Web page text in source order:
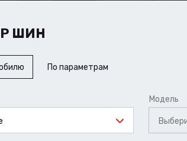
ШИН
По параметрам
Модель